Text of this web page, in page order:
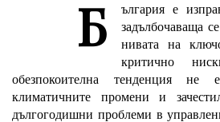
Б
ългария е
задълбочаваща
нивата на
критично
обезпокоителна тенденция
климатичните промени и
дългогодишни проблеми в